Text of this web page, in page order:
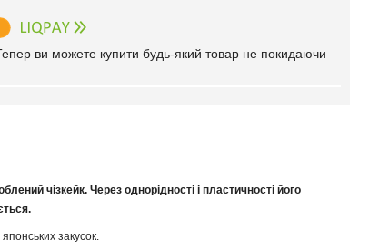
ви можете купити будь-який товар не покидаючи
чізкейк. Через однорідності і пластичності його
закусок.